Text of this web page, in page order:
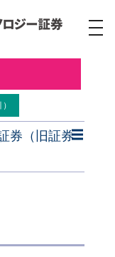
ナ
ビ
券（旧証券